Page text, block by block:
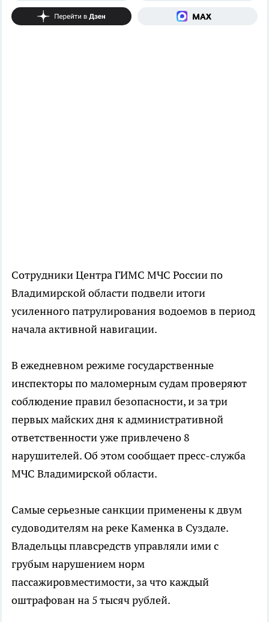
Сотрудники Центра ГИМС МЧС России по
Владимирской области подвели итоги
усиленного патрулирования водоемов в период
начала активной навигации.
В ежедневном режиме государственные
инспекторы по маломерным судам проверяют
соблюдение правил безопасности, и за три
первых майских дня к административной
ответственности уже привлечено 8
нарушителей. Об этом сообщает пресс-служба
МЧС Владимирской области.
Самые серьезные санкции применены к двум
судоводителям на реке Каменка в Суздале.
Владельцы плавсредств управляли ими с
грубым нарушением норм
пассажировместимости, за что каждый
оштрафован на 5 тысяч рублей.